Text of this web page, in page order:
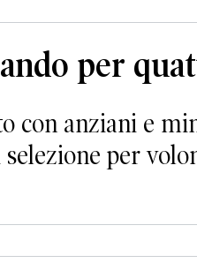
per
con anziani e
per